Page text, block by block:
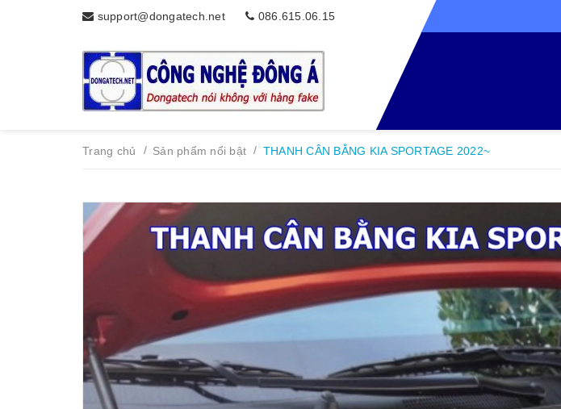
support@dongatech.net 086.615.06.15
Trang chủ / Sản phẩm nổi bật / THANH CÂN BẰNG KIA SPORTAGE 2022~